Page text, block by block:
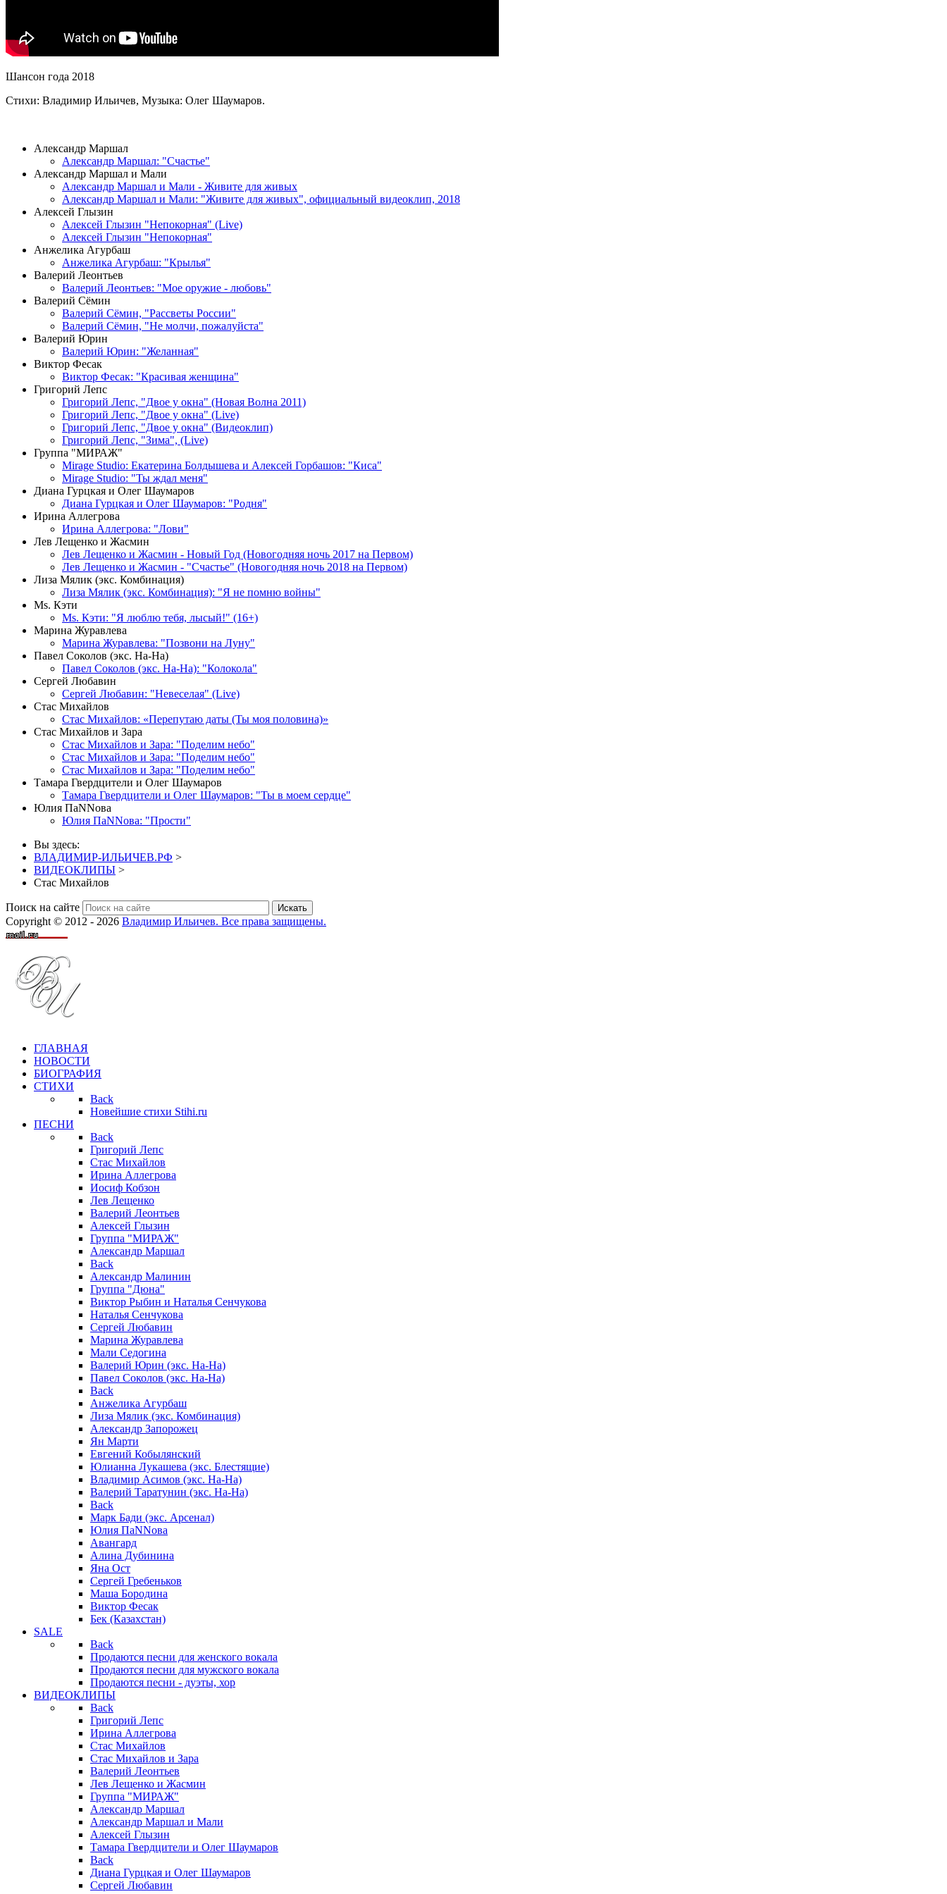
Шансон года 2018
Стихи: Владимир Ильичев, Музыка: Олег Шаумаров.
Александр Маршал
Александр Маршал: "Счастье"
Александр Маршал и Мали
Александр Маршал и Мали - Живите для живых
Александр Маршал и Мали: "Живите для живых", официальный видеоклип, 2018
Алексей Глызин
Алексей Глызин "Непокорная" (Live)
Алексей Глызин "Непокорная"
Анжелика Агурбаш
Анжелика Агурбаш: "Крылья"
Валерий Леонтьев
Валерий Леонтьев: "Мое оружие - любовь"
Валерий Сёмин
Валерий Сёмин, "Рассветы России"
Валерий Сёмин, "Не молчи, пожалуйста"
Валерий Юрин
Валерий Юрин: "Желанная"
Виктор Фесак
Виктор Фесак: "Красивая женщина"
Григорий Лепс
Григорий Лепс, "Двое у окна" (Новая Волна 2011)
Григорий Лепс, "Двое у окна" (Live)
Григорий Лепс, "Двое у окна" (Видеоклип)
Григорий Лепс, "Зима", (Live)
Группа "МИРАЖ"
Mirage Studio: Екатерина Болдышева и Алексей Горбашов: "Киса"
Mirage Studio: "Ты ждал меня"
Диана Гурцкая и Олег Шаумаров
Диана Гурцкая и Олег Шаумаров: "Родня"
Ирина Аллегрова
Ирина Аллегрова: "Лови"
Лев Лещенко и Жасмин
Лев Лещенко и Жасмин - Новый Год (Новогодняя ночь 2017 на Первом)
Лев Лещенко и Жасмин - "Счастье" (Новогодняя ночь 2018 на Первом)
Лиза Мялик (экс. Комбинация)
Лиза Мялик (экс. Комбинация): "Я не помню войны"
Мs. Кэти
Ms. Кэти: "Я люблю тебя, лысый!" (16+)
Марина Журавлева
Марина Журавлева: "Позвони на Луну"
Павел Соколов (экс. На-На)
Павел Соколов (экс. На-На): "Колокола"
Сергей Любавин
Сергей Любавин: "Невеселая" (Live)
Стас Михайлов
Стас Михайлов: «Перепутаю даты (Ты моя половина)»
Стас Михайлов и Зара
Стас Михайлов и Зара: "Поделим небо"
Стас Михайлов и Зара: "Поделим небо"
Стас Михайлов и Зара: "Поделим небо"
Тамара Гвердцители и Олег Шаумаров
Тамара Гвердцители и Олег Шаумаров: "Ты в моем сердце"
Юлия ПаNNова
Юлия ПаNNова: "Прости"
Вы здесь:
ВЛАДИМИР-ИЛЬИЧЕВ.РФ >
ВИДЕОКЛИПЫ >
Стас Михайлов
Поиск на сайте Искать
Copyright © 2012 - 2026 Владимир Ильичев. Все права защищены.
ГЛАВНАЯ
НОВОСТИ
БИОГРАФИЯ
СТИХИ
Back
Новейшие стихи Stihi.ru
ПЕСНИ
Back
Григорий Лепс
Стас Михайлов
Ирина Аллегрова
Иосиф Кобзон
Лев Лещенко
Валерий Леонтьев
Алексей Глызин
Группа "МИРАЖ"
Александр Маршал
Back
Александр Малинин
Группа "Дюна"
Виктор Рыбин и Наталья Сенчукова
Наталья Сенчукова
Сергей Любавин
Марина Журавлева
Мали Седогина
Валерий Юрин (экс. На-На)
Павел Соколов (экс. На-На)
Back
Анжелика Агурбаш
Лиза Мялик (экс. Комбинация)
Александр Запорожец
Ян Марти
Евгений Кобылянский
Юлианна Лукашева (экс. Блестящие)
Владимир Асимов (экс. На-На)
Валерий Таратунин (экс. На-На)
Back
Марк Бади (экс. Арсенал)
Юлия ПаNNова
Авангард
Алина Дубинина
Яна Ост
Сергей Гребеньков
Маша Бородина
Виктор Фесак
Бек (Казахстан)
SALE
Back
Продаются песни для женского вокала
Продаются песни для мужского вокала
Продаются песни - дуэты, хор
ВИДЕОКЛИПЫ
Back
Григорий Лепс
Ирина Аллегрова
Стас Михайлов
Стас Михайлов и Зара
Валерий Леонтьев
Лев Лещенко и Жасмин
Группа "МИРАЖ"
Александр Маршал
Александр Маршал и Мали
Алексей Глызин
Тамара Гвердцители и Олег Шаумаров
Back
Диана Гурцкая и Олег Шаумаров
Сергей Любавин